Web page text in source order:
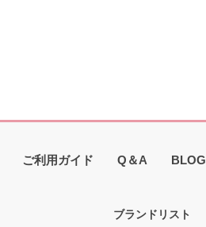
ご利用ガイド Q＆A BLOG
ブランドリスト